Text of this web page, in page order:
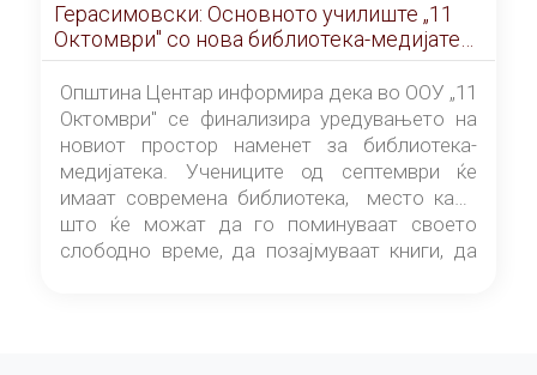
Герасимовски: Основното училиште „11
Октомври" со нова библиотека-медијатека
од септември
Општина Центар информира дека во ООУ „11
Октомври" се финализира уредувањето на
новиот простор наменет за библиотека-
медијатека. Учениците од септември ќе
имаат современа библиотека, место каде
што ќе можат да го поминуваат своето
слободно време, да позајмуваат книги, да